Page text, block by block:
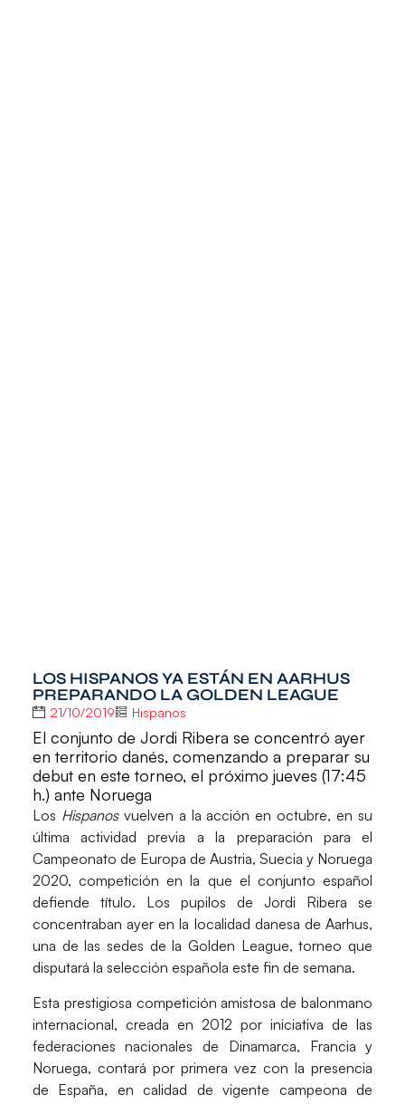
LOS HISPANOS YA ESTÁN EN AARHUS
PREPARANDO LA GOLDEN LEAGUE
21/10/2019 Hispanos
El conjunto de Jordi Ribera se concentró ayer
en territorio danés, comenzando a preparar su
debut en este torneo, el próximo jueves (17:45
h.) ante Noruega
Los Hispanos vuelven a la acción en octubre, en su
última actividad previa a la preparación para el
Campeonato de Europa de Austria, Suecia y Noruega
2020, competición en la que el conjunto español
defiende título. Los pupilos deJordi Ribera se
concentraban ayer en la localidad danesa deAarhus,
una de las sedes de laGolden League, torneo que
disputará la selección española este fin de semana.
Esta prestigiosa competición amistosa de balonmano
internacional, creada en 2012 por iniciativa de las
federaciones nacionales de Dinamarca, Francia y
Noruega, contará por primera vez con la presencia
de España, en calidad de vigente campeona de